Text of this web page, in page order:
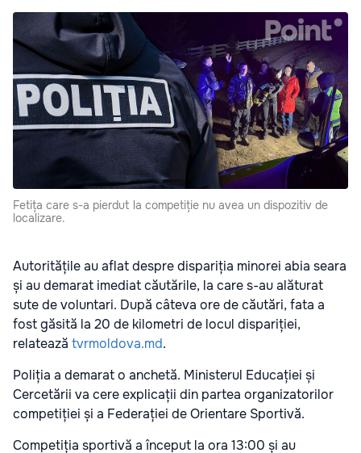
Fetița care s-a pierdut la competiție nu avea un dispozitiv de
localizare.
Autoritățile au aflat despre dispariția minorei abia seara
și au demarat imediat căutările, la care s-au alăturat
sute de voluntari. După câteva ore de căutări, fata a
fost găsită la 20 de kilometri de locul dispariției,
relatează tvrmoldova.md.
Poliția a demarat o anchetă. Ministerul Educației și
Cercetării va cere explicații din partea organizatorilor
competiției și a Federației de Orientare Sportivă.
Competiția sportivă a început la ora 13:00 și au